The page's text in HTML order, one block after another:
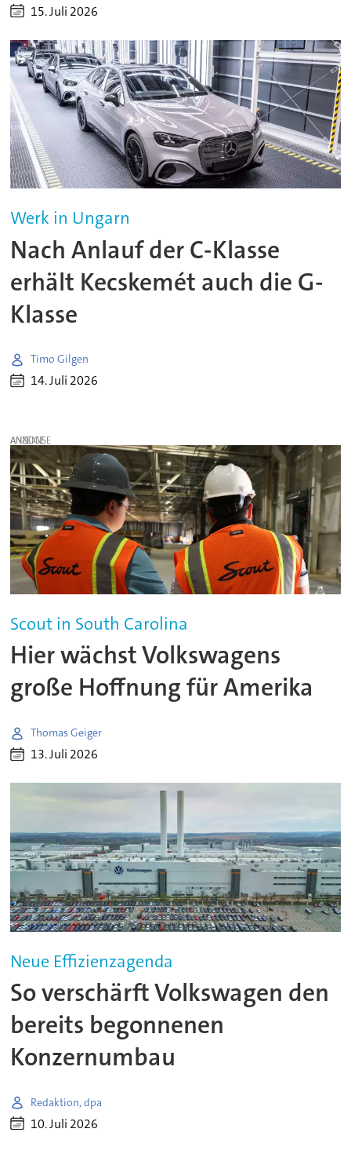
15. Juli 2026
Werk in Ungarn
Nach Anlauf der C-Klasse
erhält Kecskemét auch die G-
Klasse
Timo Gilgen
14. Juli 2026
ANZEIGE
Scout in South Carolina
Hier wächst Volkswagens
große Hoffnung für Amerika
Thomas Geiger
13. Juli 2026
Neue Effizienzagenda
So verschärft Volkswagen den
bereits begonnenen
Konzernumbau
Redaktion, dpa
10. Juli 2026